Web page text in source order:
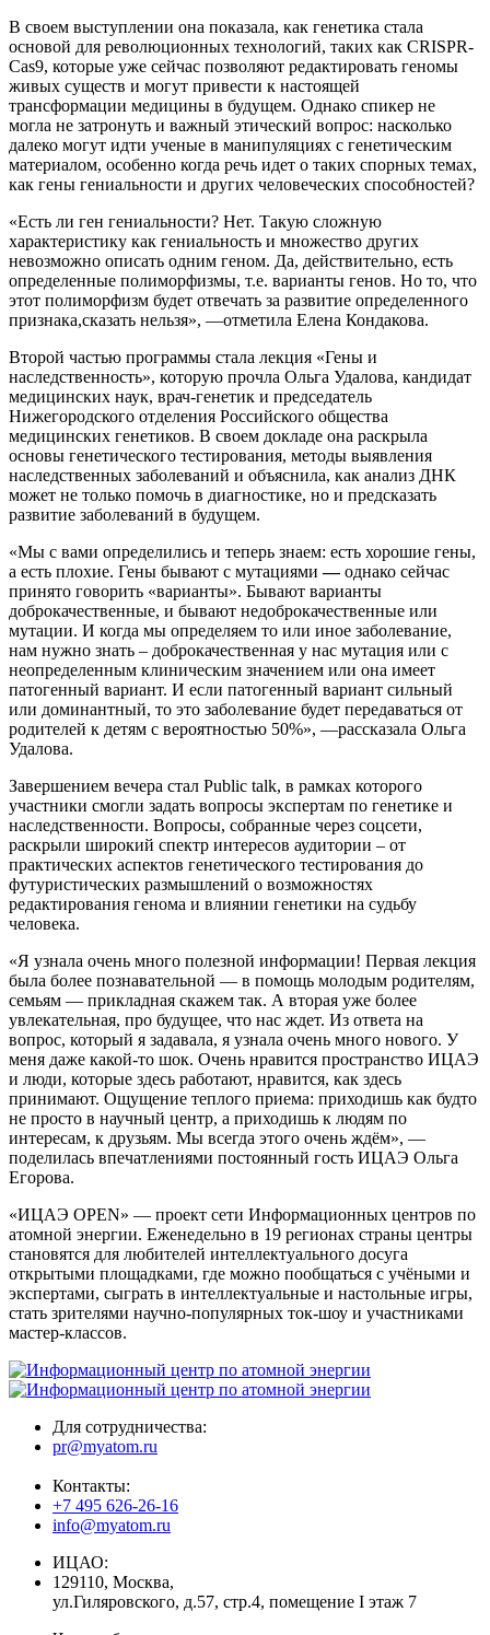
В своем выступлении она показала, как генетика стала
основой для революционных технологий, таких как CRISPR-
Cas9, которые уже сейчас позволяют редактировать геномы
живых существ и могут привести к настоящей
трансформации медицины в будущем. Однако спикер не
могла не затронуть и важный этический вопрос: насколько
далеко могут идти ученые в манипуляциях с генетическим
материалом, особенно когда речь идет о таких спорных темах,
как гены гениальности и других человеческих способностей?
«Есть ли ген гениальности? Нет. Такую сложную
характеристику как гениальность и множество других
невозможно описать одним геном. Да, действительно, есть
определенные полиморфизмы, т.е. варианты генов. Но то, что
этот полиморфизм будет отвечать за развитие определенного
признака,сказать нельзя», —отметила Елена Кондакова.
Второй частью программы стала лекция «Гены и
наследственность», которую прочла Ольга Удалова, кандидат
медицинских наук, врач-генетик и председатель
Нижегородского отделения Российского общества
медицинских генетиков. В своем докладе она раскрыла
основы генетического тестирования, методы выявления
наследственных заболеваний и объяснила, как анализ ДНК
может не только помочь в диагностике, но и предсказать
развитие заболеваний в будущем.
«Мы с вами определились и теперь знаем: есть хорошие гены,
а есть плохие. Гены бывают с мутациями—однако сейчас
принято говорить «варианты». Бывают варианты
доброкачественные, и бывают недоброкачественные или
мутации. И когда мы определяем то или иное заболевание,
нам нужно знать – доброкачественная у нас мутация или с
неопределенным клиническим значением или она имеет
патогенный вариант. И если патогенный вариант сильный
или доминантный, то это заболевание будет передаваться от
родителей к детям с вероятностью 50%», —рассказала Ольга
Удалова.
Завершением вечера стал Public talk, в рамках которого
участники смогли задать вопросы экспертам по генетике и
наследственности. Вопросы, собранные через соцсети,
раскрыли широкий спектр интересов аудитории – от
практических аспектов генетического тестирования до
футуристических размышлений о возможностях
редактирования генома и влиянии генетики на судьбу
человека.
«Я узнала очень много полезной информации! Первая лекция
была более познавательной — в помощь молодым родителям,
семьям — прикладная скажем так. А вторая уже более
увлекательная, про будущее, что нас ждет. Из ответа на
вопрос, который я задавала, я узнала очень много нового. У
меня даже какой-то шок. Очень нравится пространство ИЦАЭ
и люди, которые здесь работают, нравится, как здесь
принимают. Ощущение теплого приема: приходишь как будто
не просто в научный центр, а приходишь к людям по
интересам, к друзьям. Мы всегда этого очень ждём», —
поделилась впечатлениями постоянный гость ИЦАЭ Ольга
Егорова.
«ИЦАЭ OPEN» — проект сети Информационных центров по
атомной энергии. Еженедельно в 19 регионах страны центры
становятся для любителей интеллектуального досуга
открытыми площадками, где можно пообщаться с учёными и
экспертами, сыграть в интеллектуальные и настольные игры,
стать зрителями научно-популярных ток-шоу и участниками
мастер-классов.
Для сотрудничества:
pr@myatom.ru
Контакты:
+7 495 626-26-16
info@myatom.ru
ИЦАО:
129110, Москва,
ул.Гиляровского, д.57, стр.4, помещение I этаж 7